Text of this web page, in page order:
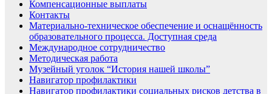
Компенсационные выплаты
Контакты
Материально-техническое обеспечение и оснащённость
образовательного процесса. Доступная среда
Международное сотрудничество
Методическая работа
Музейный уголок “История нашей школы”
Навигатор профилактики
Навигатор профилактики социальных рисков детства в